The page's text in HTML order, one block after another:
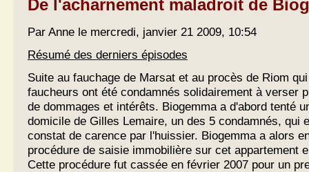
De l'acharnement maladroit de
Par Anne le mercredi, janvier 21 2009, 10:54
Résumé des derniers épisodes
Suite au fauchage de Marsat et au procès de Riom
faucheurs ont été condamnés solidairement à verser
de dommages et intérêts. Biogemma a d'abord tenté
domicile de Gilles Lemaire, un des 5 condamnés, qui
constat de carence par l'huissier. Biogemma a alors
procédure de saisie immobilière sur cet appartement
Cette procédure fut cassée en février 2007 pour un